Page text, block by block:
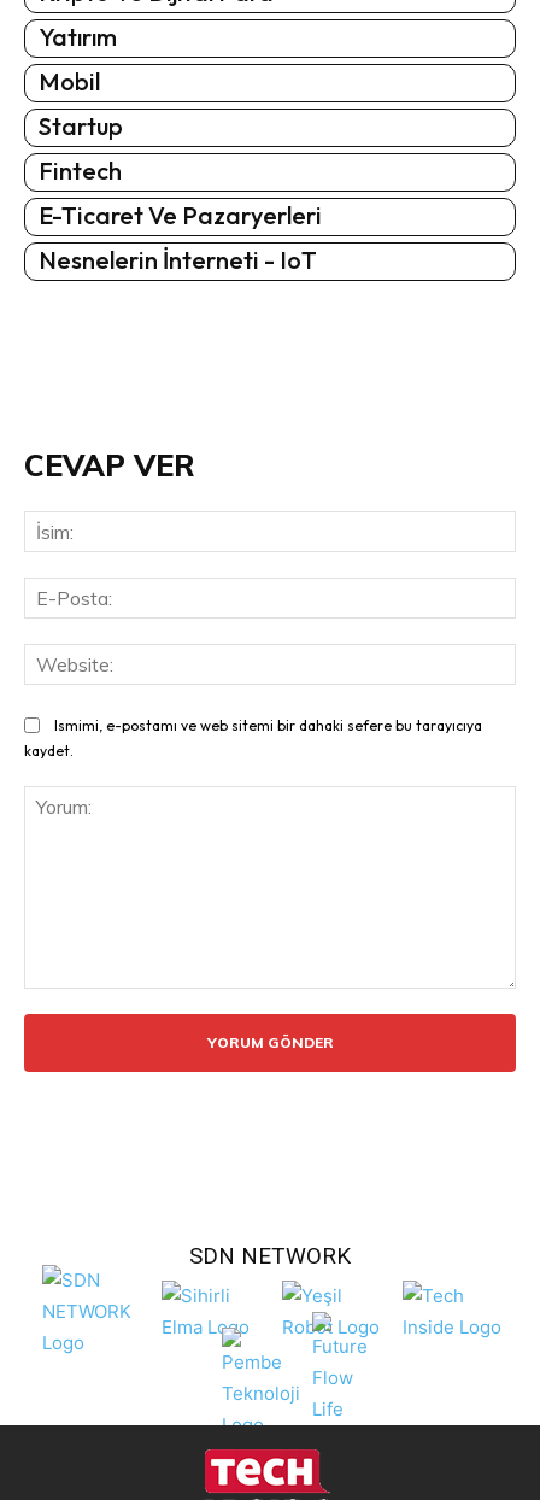
Yatırım
Mobil
Startup
Fintech
E-Ticaret Ve Pazaryerleri
Nesnelerin İnterneti - IoT
CEVAP VER
Ismimi, e-postamı ve web sitemi bir dahaki sefere bu tarayıcıya
kaydet.
SDN NETWORK